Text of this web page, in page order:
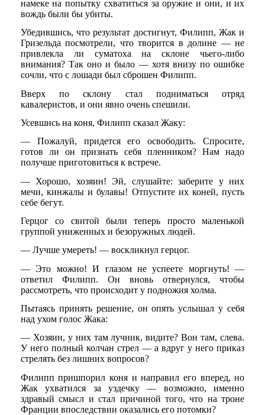
намеке на попытку схватиться за оружие и они, и их
вождь были бы убиты.
Убедившись, что результат достигнут, Филипп, Жак и
Гризельда посмотрели, что творится в долине — не
привлекла ли суматоха на склоне чьего-либо
внимания? Так оно и было — хотя внизу по ошибке
сочли, что с лошади был сброшен Филипп.
Вверх по склону стал подниматься отряд
кавалеристов, и они явно очень спешили.
Усевшись на коня, Филипп сказал Жаку:
— Пожалуй, придется его освободить. Спросите,
готов ли он признать себя пленником? Нам надо
получше приготовиться к встрече.
— Хорошо, хозяин! Эй, слушайте: заберите у них
мечи, кинжалы и булавы! Отпустите их коней, пусть
себе бегут.
Герцог со свитой были теперь просто маленькой
группой униженных и безоружных людей.
— Лучше умереть! — воскликнул герцог.
— Это можно! И глазом не успеете моргнуть! —
ответил Филипп. Он вновь отвернулся, чтобы
рассмотреть, что происходит у подножия холма.
Пытаясь принять решение, он опять услышал у себя
над ухом голос Жака:
— Хозяин, у них там лучник, видите? Вон там, слева.
У него полный колчан стрел — а вдруг у него приказ
стрелять без лишних вопросов?
Филипп пришпорил коня и направил его вперед, но
Жак ухватился за уздечку — возможно, именно
здравый смысл и стал причиной того, что на троне
Франции впоследствии оказались его потомки?